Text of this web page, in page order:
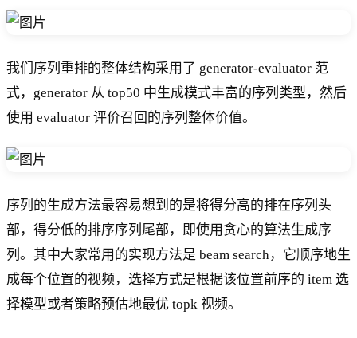
我们序列重排的整体结构采用了 generator-evaluator 范
式，generator 从 top50 中生成模式丰富的序列类型，然后
使用 evaluator 评价召回的序列整体价值。
序列的生成方法最容易想到的是将得分高的排在序列头
部，得分低的排序序列尾部，即使用贪心的算法生成序
列。其中大家常用的实现方法是 beam search，它顺序地生
成每个位置的视频，选择方式是根据该位置前序的 item 选
择模型或者策略预估地最优 topk 视频。